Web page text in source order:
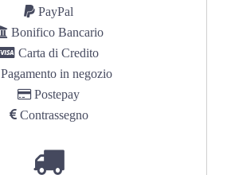
PayPal
Bonifico Bancario
Carta di Credito
Pagamento in negozio
Postepay
Contrassegno